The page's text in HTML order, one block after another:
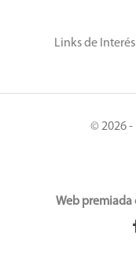
Links de Interés
© 2026 -
Web premiada